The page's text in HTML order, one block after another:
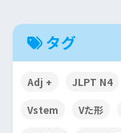
タグ
Adj + JLPT N4
Vstem Vた形